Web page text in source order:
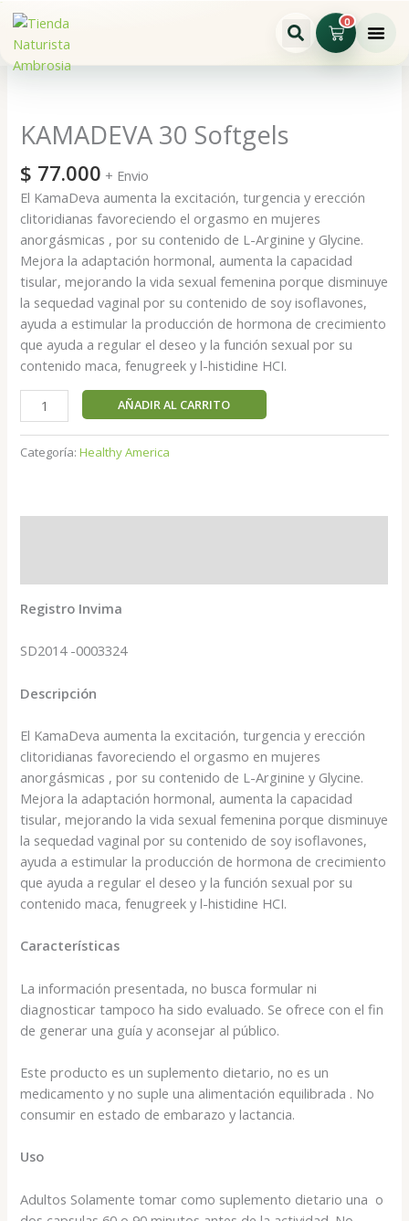
contenido
0
Cart
KAMADEVA 30 Softgels
$ 77.000 + Envio
El KamaDeva aumenta la excitación, turgencia y erección
clitoridianas favoreciendo el orgasmo en mujeres
anorgásmicas , por su contenido de L-Arginine y Glycine.
Mejora la adaptación hormonal, aumenta la capacidad
tisular, mejorando la vida sexual femenina porque disminuye
la sequedad vaginal por su contenido de soy isoflavones,
ayuda a estimular la producción de hormona de crecimiento
que ayuda a regular el deseo y la función sexual por su
contenido maca, fenugreek y l-histidine HCI.
Softgels
cantidad
AÑADIR AL CARRITO
Categoría:Healthy America
Registro Invima
SD2014 -0003324
Descripción
El KamaDeva aumenta la excitación, turgencia y erección
clitoridianas favoreciendo el orgasmo en mujeres
anorgásmicas , por su contenido de L-Arginine y Glycine.
Mejora la adaptación hormonal, aumenta la capacidad
tisular, mejorando la vida sexual femenina porque disminuye
la sequedad vaginal por su contenido de soy isoflavones,
ayuda a estimular la producción de hormona de crecimiento
que ayuda a regular el deseo y la función sexual por su
contenido maca, fenugreek y l-histidine HCI.
Características
La información presentada, no busca formular ni
diagnosticar tampoco ha sido evaluado. Se ofrece con el fin
de generar una guía y aconsejar al público.
Este producto es un suplemento dietario, no es un
medicamento y no suple una alimentación equilibrada . No
consumir en estado de embarazo y lactancia.
Uso
Adultos Solamente tomar como suplemento dietario una o